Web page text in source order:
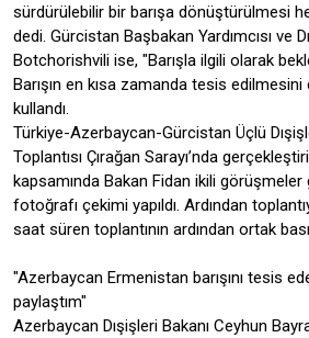
sürdürülebilir bir barışa dönüştürülmesi
dedi. Gürcistan Başbakan Yardımcısı ve
Botchorishvili ise, "Barışla ilgili olarak
Barışın en kısa zamanda tesis
kullandı.
Türkiye-Azerbaycan-Gürcistan Üçlü
Toplantısı Çırağan Sarayı’nda
kapsamında Bakan Fidan ikili
fotoğrafı çekimi yapıldı. Ardından
saat süren toplantının ardından ortak
"Azerbaycan Ermenistan barışını tesis
paylaştım"
Azerbaycan Dışişleri Bakanı Ceyhun